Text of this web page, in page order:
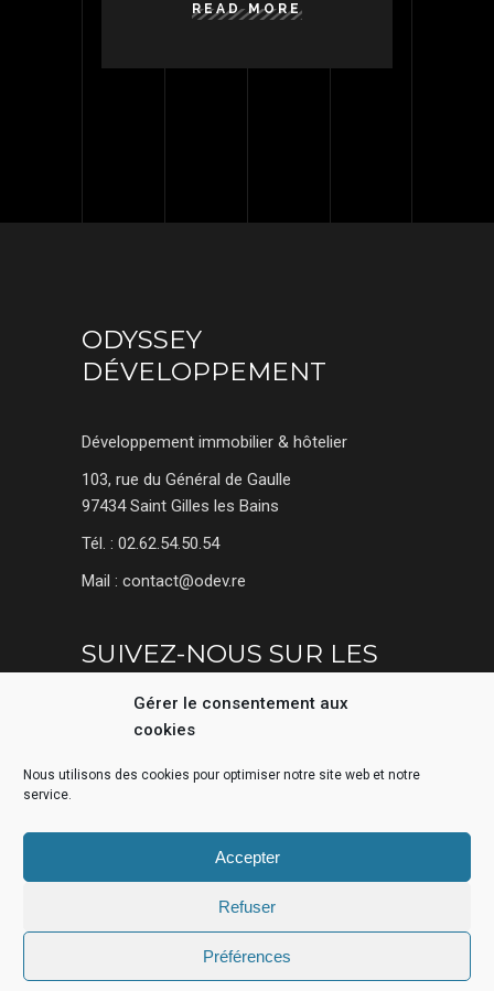
Gérer le consentement aux
cookies
Nous utilisons des cookies pour optimiser notre site web et notre
service.
Accepter
Refuser
Préférences
READ MORE
ODYSSEY
DÉVELOPPEMENT
Développement immobilier & hôtelier
103, rue du Général de Gaulle
97434 Saint Gilles les Bains
Tél. : 02.62.54.50.54
Mail : contact@odev.re
SUIVEZ-NOUS SUR LES
Made by Odyssey Developpement •